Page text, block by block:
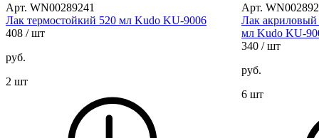
Арт. WN00289241
Лак термостойкий 520 мл Kudo KU-9006
408 / шт
руб.
2 шт
Арт.
Лак
мл Kudo KU-
340 / шт
руб.
6 шт